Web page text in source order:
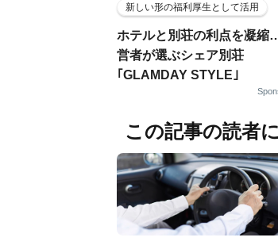
新しい形の福利厚生として活用
ホテルと別荘の利点を凝縮
営者が選ぶシェア別荘
｢GLAMDAY STYLE｣
この記事の読者